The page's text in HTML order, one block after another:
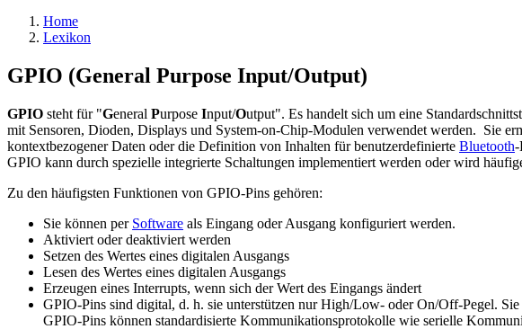
Home
Lexikon
GPIO (General Purpose Input/Output)
GPIO steht für "General Purpose Input/Output". Es handelt sich um eine
mit Sensoren, Dioden, Displays und System-on-Chip-Modulen verwendet werden. Sie
kontextbezogener Daten oder die Definition von Inhalten für benutzerdefinierte Bluetooth-
GPIO kann durch spezielle integrierte Schaltungen implementiert werden oder wird
Zu den häufigsten Funktionen von GPIO-Pins gehören:
Sie können per Software als Eingang oder Ausgang konfiguriert werden.
Aktiviert oder deaktiviert werden
Setzen des Wertes eines digitalen Ausgangs
Lesen des Wertes eines digitalen Ausgangs
Erzeugen eines Interrupts, wenn sich der Wert des Eingangs ändert
GPIO-Pins sind digital, d. h. sie unterstützen nur High/Low- oder On/Off-Pegel.
GPIO-Pins können standardisierte Kommunikationsprotokolle wie serielle